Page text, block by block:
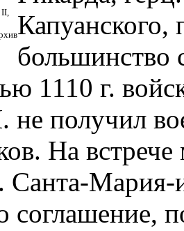
Капуанского,
большинство
1110 г.
получил
На
Санта-
соглашение,